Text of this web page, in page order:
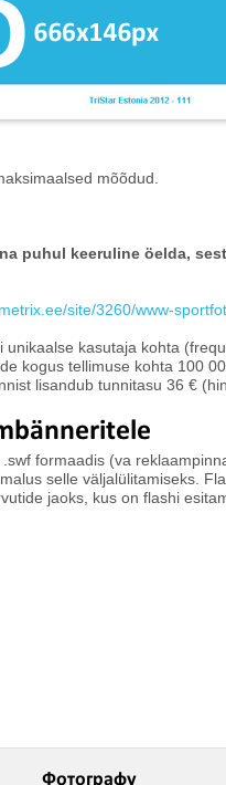
mõõdud.
puhul keeruline öelda,
site/3260/www-
kasutaja kohta
kogus tellimuse kohta 100
lisandub tunnitasu 36 €
formaadis (va
selle väljalülitamiseks.
jaoks, kus on flashi
Фотографу